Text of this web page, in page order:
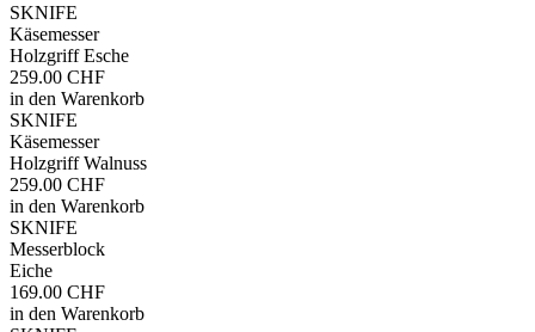
SKNIFE
Käsemesser
Holzgriff Esche
259.00 CHF
in den Warenkorb
SKNIFE
Käsemesser
Holzgriff Walnuss
259.00 CHF
in den Warenkorb
SKNIFE
Messerblock
Eiche
169.00 CHF
in den Warenkorb